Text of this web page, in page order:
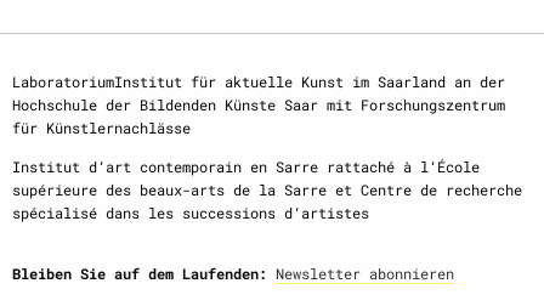
LaboratoriumInstitut für aktuelle Kunst im Saarland an der
Hochschule der Bildenden Künste Saar mit Forschungszentrum
für Künstlernachlässe
Institut d‘art contemporain en Sarre rattaché à l‘École
supérieure des beaux-arts de la Sarre et Centre de recherche
spécialisé dans les successions d‘artistes
Bleiben Sie auf dem Laufenden: Newsletter abonnieren